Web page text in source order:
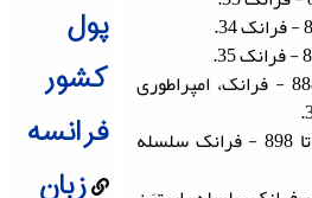
پول
کشور
فرانسه
زبان
چارلز سوم - از 885 تا 888 - فرانک، امپراطوری
اودو از پاریس - از 888 تا 898 - فرانک سلسله